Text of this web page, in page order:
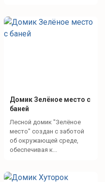
Домик Зелёное место с
баней
Лесной домик "Зелёное
место" создан с заботой
об окружающей среде,
обеспечивая к...